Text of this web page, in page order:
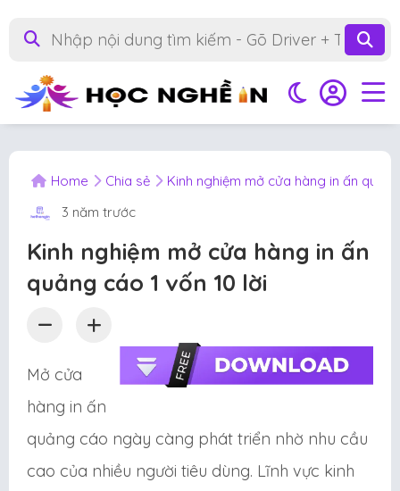
Home Chia sẻ
Kinh nghiệm mở cửa hàng in ấn
3 năm trước
Kinh nghiệm mở cửa hàng in ấn
quảng cáo 1 vốn 10 lời
Mở cửa
hàng in ấn
quảng cáo ngày càng phát triển nhờ nhu cầu
cao của nhiều người tiêu dùng. Lĩnh vực kinh